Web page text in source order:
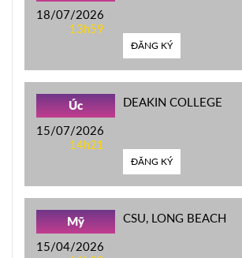
18/07/2026
13h59
ĐĂNG KÝ
Úc
15/07/2026
14h21
DEAKIN COLLEGE
ĐĂNG KÝ
Mỹ
15/04/2026
CSU, LONG BEACH